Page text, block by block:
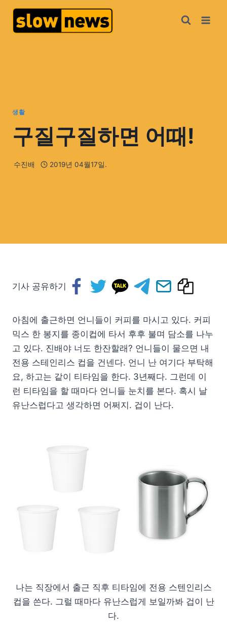
생활
구질구질하면 어때!
수진배 2019년 04월17일.
기사 공유하기
아침에 출근하면 언니들이 커피를 마시고 있다. 커피
믹스 한 봉지를 종이컵에 타서 후후 불며 담소를 나누
고 있다. 진배야 너도 한잔할래? 언니들이 물으면 내
전용 스테인리스 컵을 건넨다. 언니 난 여기다 부탁해
요, 하고는 같이 티타임을 한다. 3년째다. 그런데 이
런 티타임을 할 때마다 언니들 눈치를 본다. 혹시 날
유난스럽다고 생각하면 어쩌지. 겁이 난다.
나는 직장에서 출근 직후 티타임에 전용 스텐인리스
컵을 쓴다. 그럴 때마다 유난스럽게 보일까봐 겁이 난
다.